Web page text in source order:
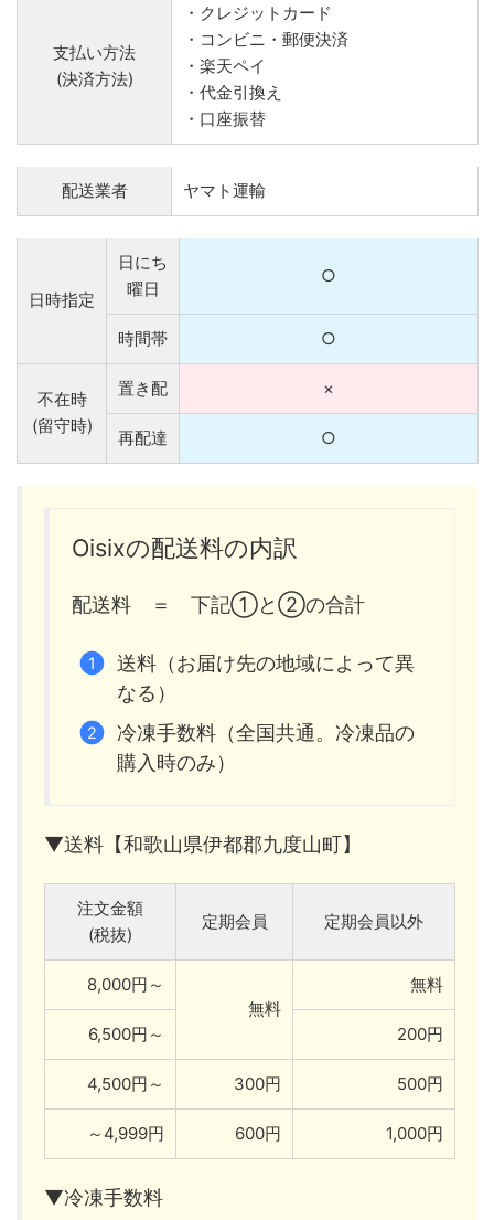
支払い方法
(決済方法)
・クレジットカード
・コンビニ・郵便決済
・楽天ペイ
・代金引換え
・口座振替
配送業者 ヤマト運輸
日時指定
日にち
曜日
○
時間帯 ○
不在時
(留守時)
置き配 ×
再配達 ○
Oisixの配送料の内訳
配送料 ＝ 下記①と②の合計
送料（お届け先の地域によって異
なる）
冷凍手数料（全国共通。冷凍品の
購入時のみ）
▼送料【和歌山県伊都郡九度山町】
注文金額
(税抜)
定期会員 定期会員以外
8,000円～
無料
無料
6,500円～ 200円
4,500円～ 300円 500円
～4,999円 600円 1,000円
▼冷凍手数料